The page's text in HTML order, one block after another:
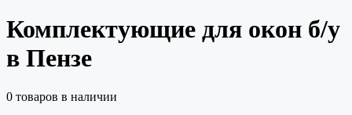
Комплектующие для окон б/у
в Пензе
0 товаров в наличии